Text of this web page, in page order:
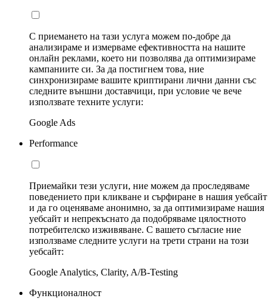
С приемането на тази услуга можем по-добре да
анализираме и измерваме ефективността на нашите
онлайн реклами, което ни позволява да оптимизираме
кампаниите си. За да постигнем това, ние
синхронизираме вашите криптирани лични данни със
следните външни доставчици, при условие че вече
използвате техните услуги:
Google Ads
Performance
Приемайки тези услуги, ние можем да проследяваме
поведението при кликване и сърфиране в нашия уебсайт
и да го оценяваме анонимно, за да оптимизираме нашия
уебсайт и непрекъснато да подобряваме цялостното
потребителско изживяване. С вашето съгласие ние
използваме следните услуги на трети страни на този
уебсайт:
Google Analytics, Clarity, A/B-Testing
Функционалност